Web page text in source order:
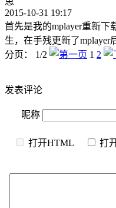
2015-10-31 19:17
首先是我的mplayer重新
生，在手残更新了mplayer
分页： 1/2
1 2
发表评论
昵称
打开HTML 打